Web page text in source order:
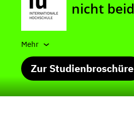
Mehr
Zur Studienbroschüre